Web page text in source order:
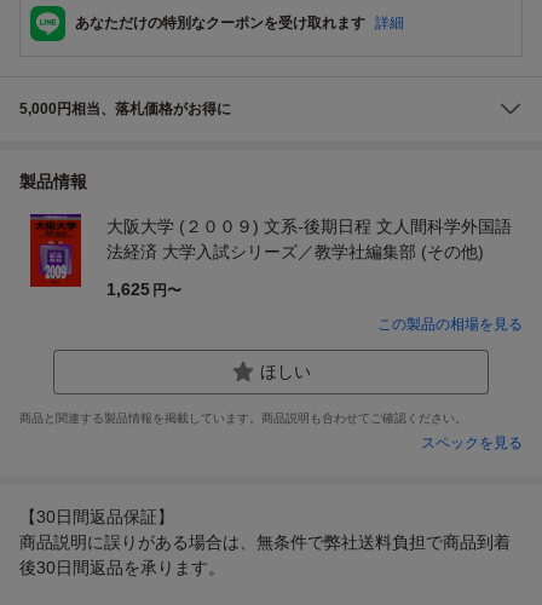
あなただけの特別なクーポンを受け取れます 詳細
5,000円相当、落札価格がお得に
製品情報
大阪大学 (２００９) 文系‐後期日程 文人間科学外国語
法経済 大学入試シリーズ／教学社編集部 (その他)
1,625 円〜
この製品の相場を見る
ほしい
商品と関連する製品情報を掲載しています。商品説明も合わせてご確認ください。
スペックを見る
【30日間返品保証】
商品説明に誤りがある場合は、無条件で弊社送料負担で商品到着
後30日間返品を承ります。